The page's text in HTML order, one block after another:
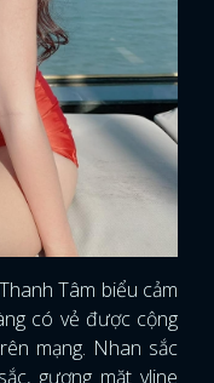
Tâm biểu cảm
có vẻ được cộng
mạng. Nhan sắc
gương mặt vline